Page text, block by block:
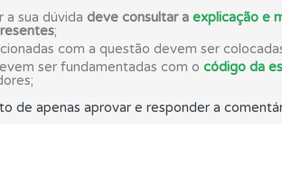
de teclado para responder aos testes
que errou no seu perfil.
a sua dúvida deve consultar a explicação e
;
com a questão devem ser
ser fundamentadas com o código da
de apenas aprovar e responder a